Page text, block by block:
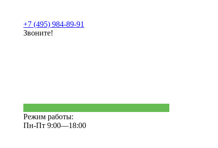
+7 (495) 984-89-91
Звоните!
Режим работы:
Пн-Пт 9:00—18:00